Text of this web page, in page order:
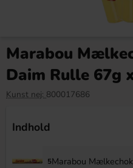
Marabou
Daim Rulle 67g
Kunst nej: 800017686
Indhold
5Marabou